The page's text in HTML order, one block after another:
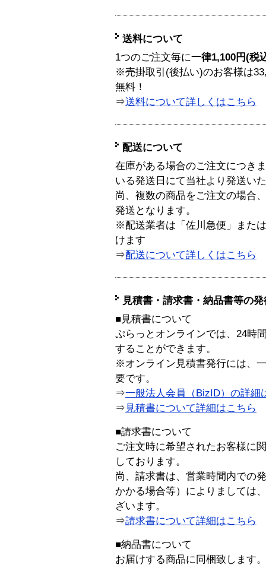
送料について
1つのご注文毎に一律1,100円(税
※売掛取引(後払い)のお客様は
無料！
⇒送料について詳しくはこちら
配送について
在庫がある場合のご注文につき
いる発送日にて当社より発送い
尚、複数の商品をご注文の場合
発送となります。
※配送業者は「佐川急便」また
けます
⇒配送について詳しくはこちら
見積書・請求書・納品書等の
■見積書について
ぷらっとオンラインでは、24時
することができます。
※オンライン見積書発行には、
要です。
⇒一般法人会員（BizID）の詳細
⇒ 見積書について詳細はこちら
■請求書について
ご注文時に希望されたお客様に
しております。
尚、請求書は、営業時間内での
かかる場合等）によりましては
ざいます。
⇒請求書について詳細はこちら
■納品書について
お届けする商品に同梱致します。